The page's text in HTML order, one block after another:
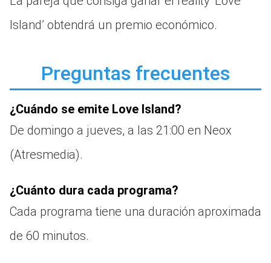
Island’ obtendrá un premio económico.
Preguntas frecuentes
¿Cuándo se emite Love Island?
De domingo a jueves, a las 21:00 en Neox
(Atresmedia).
¿Cuánto dura cada programa?
Cada programa tiene una duración aproximada
de 60 minutos.